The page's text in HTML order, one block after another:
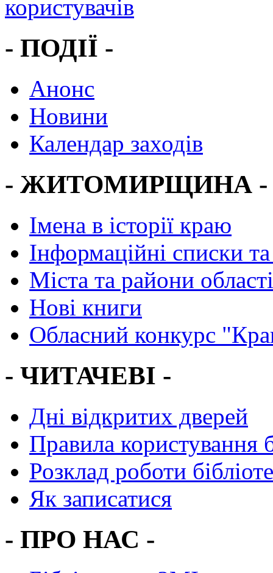
- ПОДІЇ -
Анонс
Новини
Календар заходів
- ЖИТОМИРЩИНА -
Імена в історії краю
Інформаційні списки
Міста та райони області
Нові книги
Обласний конкурс
- ЧИТАЧЕВІ -
Дні відкритих дверей
Правила користування
Розклад роботи
Як записатися
- ПРО НАС -